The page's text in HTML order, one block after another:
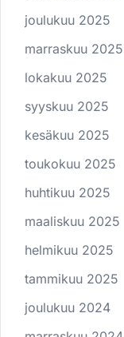
joulukuu 2025
marraskuu 2025
lokakuu 2025
syyskuu 2025
kesäkuu 2025
toukokuu 2025
huhtikuu 2025
maaliskuu 2025
helmikuu 2025
tammikuu 2025
joulukuu 2024